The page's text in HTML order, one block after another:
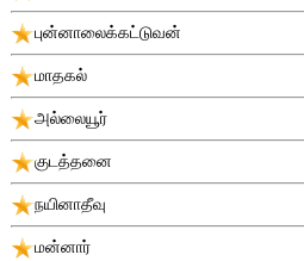
புன்னாலைக்கட்டுவன்
மாதகல்
அல்லையூர்
குடத்தனை
நயினாதீவு
மன்னார்